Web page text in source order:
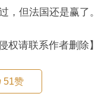
，但法国还是赢了。
权请联系作者删除】
51赞